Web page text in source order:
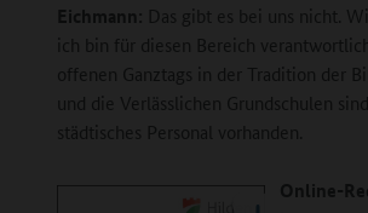
Eichmann: Das gibt es bei uns nicht.
ich bin für diesen Bereich
offenen Ganztags in der Tradition der
und die Verlässlichen Grundschulen
städtisches Personal vorhanden.
Online-